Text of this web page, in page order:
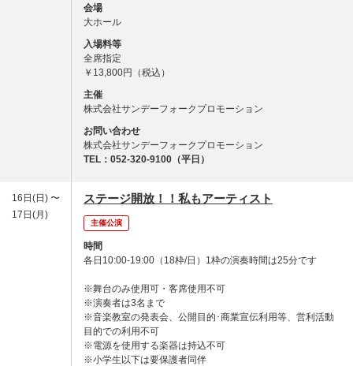
会場
大ホール
入場料等
全席指定
￥13,800円（税込）
主催
株式会社サンデーフォークプロモーション
お問い合わせ
株式会社サンデーフォークプロモーション
TEL：052-320-9100（平日）
16日(日) 〜
17日(月)
ステージ開放！！私もアーティスト
主催公演
時間
各日10:00-19:00（18枠/日）1枠の演奏時間は25分です
※舞台のみ使用可・客席使用不可
※演奏者は3名まで
※音楽教室の発表会、公開目的･商業宣伝利用等、営利活動
目的での利用不可
※電源を使用する楽器は持込不可
※小学生以下は要保護者同伴